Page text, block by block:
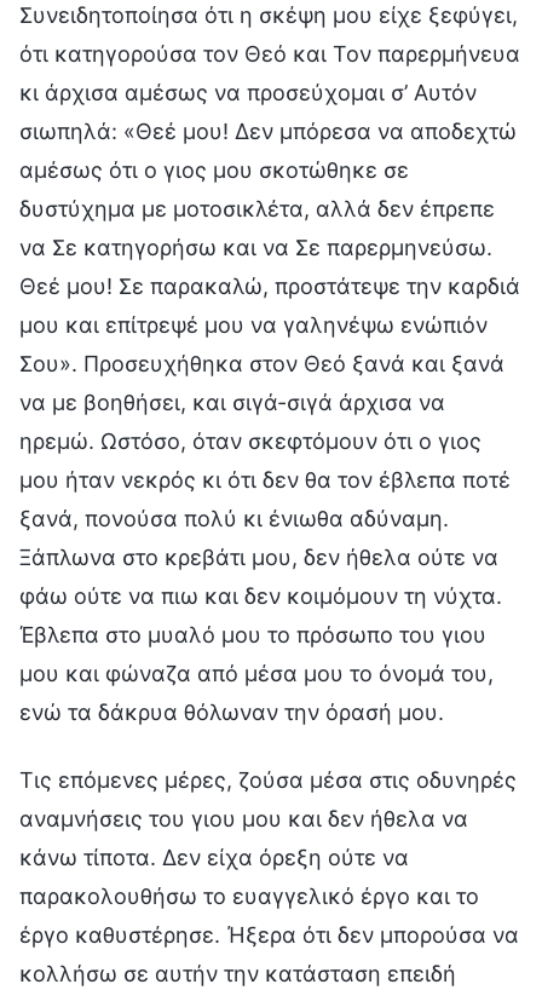
Συνειδητοποίησα ότι η σκέψη μου είχε ξεφύγει,
ότι κατηγορούσα τον Θεό και Τον παρερμήνευα
κι άρχισα αμέσως να προσεύχομαι σ’ Αυτόν
σιωπηλά: «Θεέ μου! Δεν μπόρεσα να αποδεχτώ
αμέσως ότι ο γιος μου σκοτώθηκε σε
δυστύχημα με μοτοσικλέτα, αλλά δεν έπρεπε
να Σε κατηγορήσω και να Σε παρερμηνεύσω.
Θεέ μου! Σε παρακαλώ, προστάτεψε την καρδιά
μου και επίτρεψέ μου να γαληνέψω ενώπιόν
Σου». Προσευχήθηκα στον Θεό ξανά και ξανά
να με βοηθήσει, και σιγά-σιγά άρχισα να
ηρεμώ. Ωστόσο, όταν σκεφτόμουν ότι ο γιος
μου ήταν νεκρός κι ότι δεν θα τον έβλεπα ποτέ
ξανά, πονούσα πολύ κι ένιωθα αδύναμη.
Ξάπλωνα στο κρεβάτι μου, δεν ήθελα ούτε να
φάω ούτε να πιω και δεν κοιμόμουν τη νύχτα.
Έβλεπα στο μυαλό μου το πρόσωπο του γιου
μου και φώναζα από μέσα μου το όνομά του,
ενώ τα δάκρυα θόλωναν την όρασή μου.
Τις επόμενες μέρες, ζούσα μέσα στις οδυνηρές
αναμνήσεις του γιου μου και δεν ήθελα να
κάνω τίποτα. Δεν είχα όρεξη ούτε να
παρακολουθήσω το ευαγγελικό έργο και το
έργο καθυστέρησε. Ήξερα ότι δεν μπορούσα να
κολλήσω σε αυτήν την κατάσταση επειδή